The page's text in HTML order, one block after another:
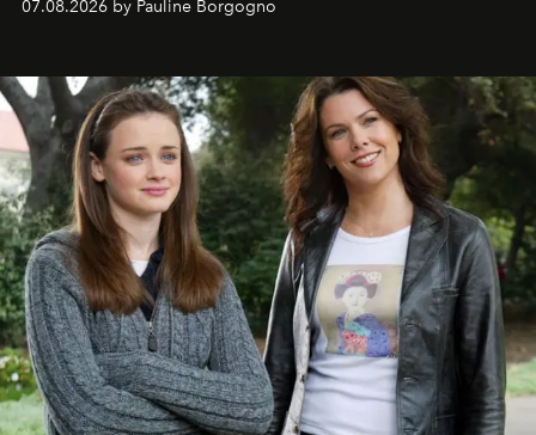
07.08.2026 by Pauline Borgogno